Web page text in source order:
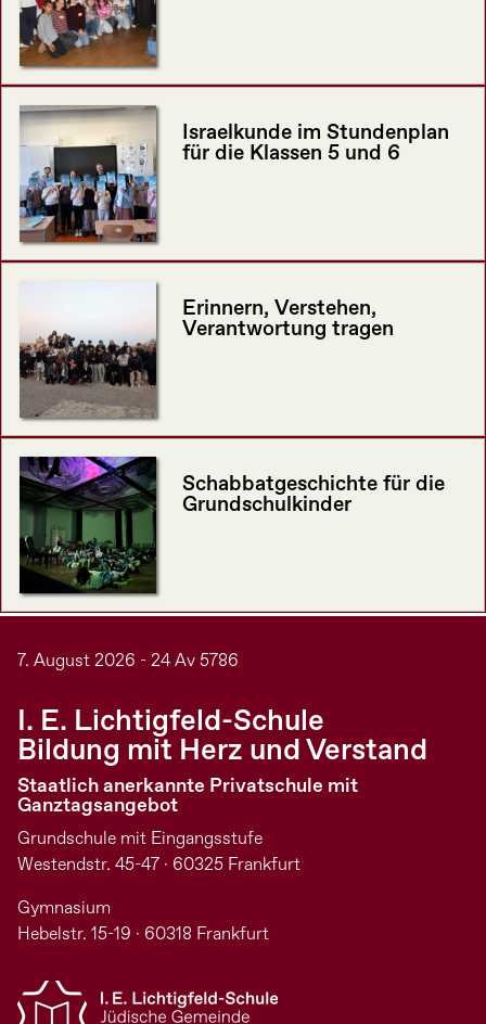
Israelkunde im Stundenplan
für die Klassen 5 und 6
Erinnern, Verstehen,
Verantwortung tragen
Schabbatgeschichte für die
Grundschulkinder
7. August 2026 - 24 Av 5786
I. E. Lichtigfeld-Schule
Bildung mit Herz und Verstand
Staatlich anerkannte Privatschule mit
Ganztagsangebot
Grundschule mit Eingangsstufe
Westendstr. 45-47 · 60325 Frankfurt
Gymnasium
Hebelstr. 15-19 · 60318 Frankfurt